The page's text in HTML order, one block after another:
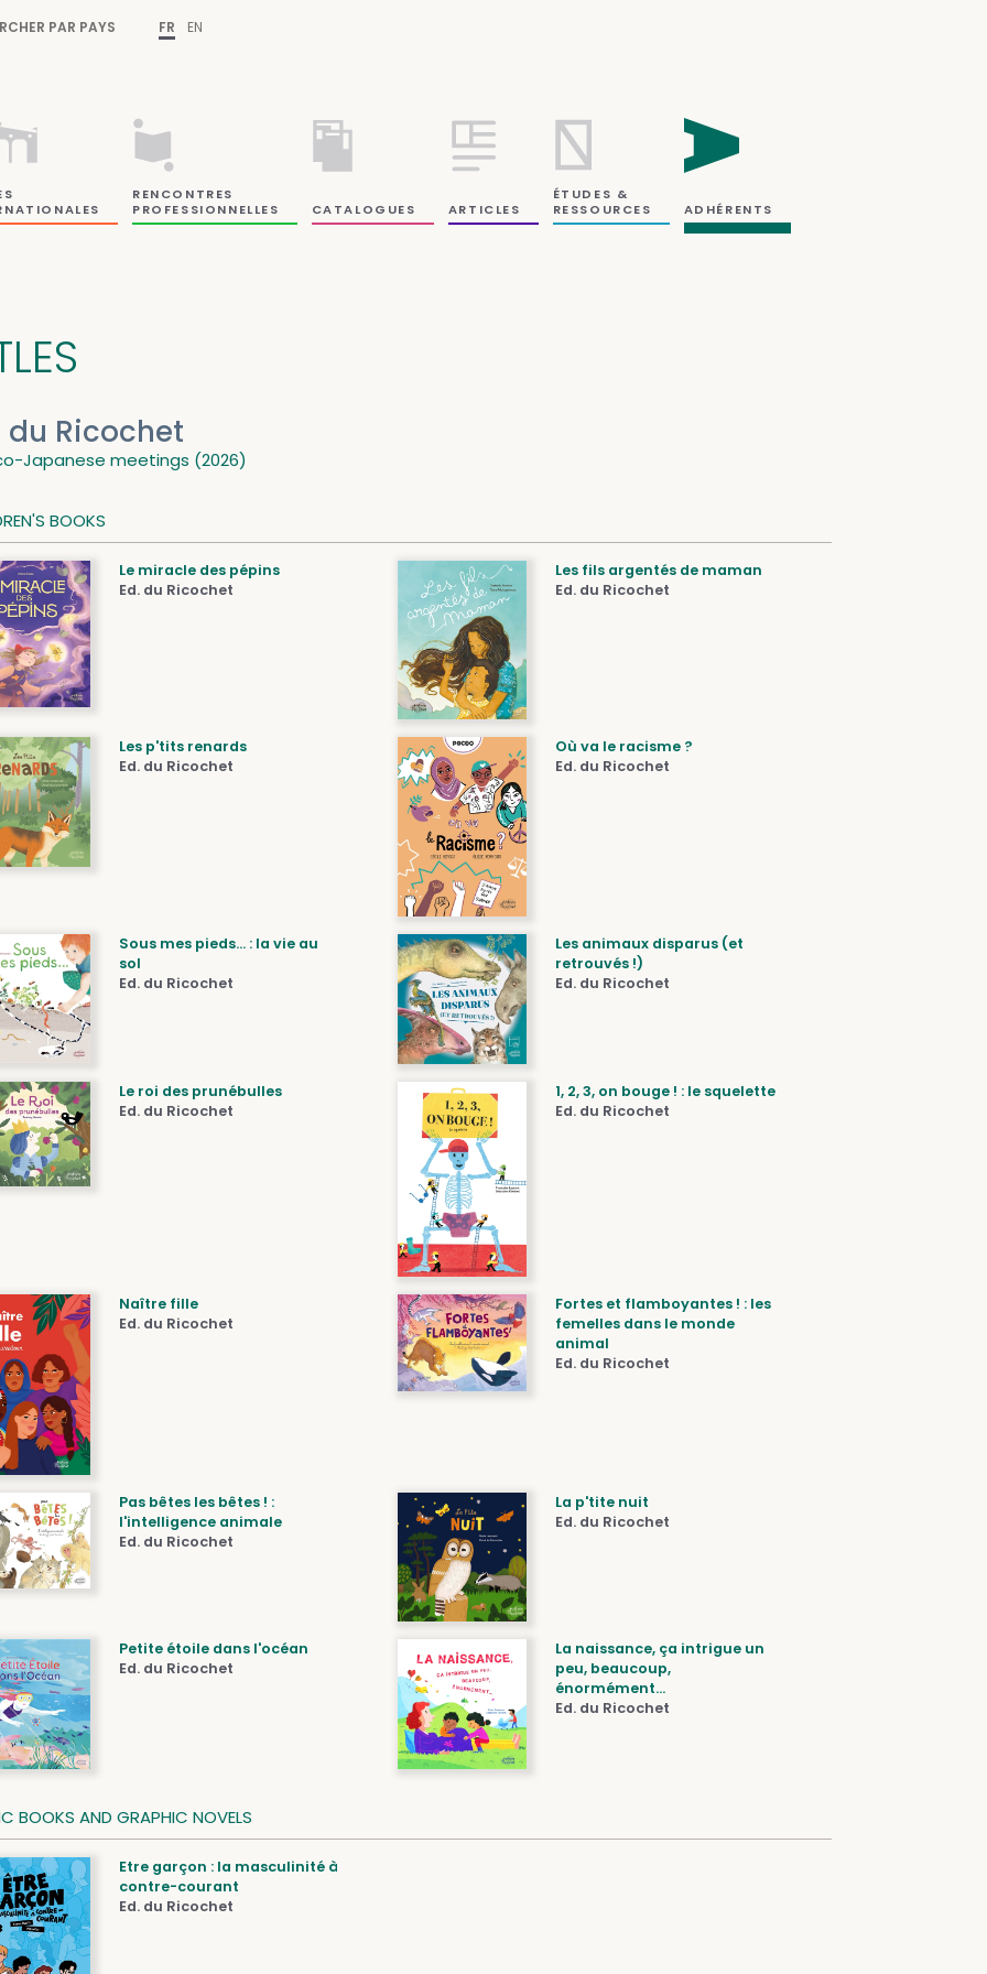
PAR PAYS FR EN
RENCONTRES
PROFESSIONNELLES
CATALOGUES ARTICLES
ÉTUDES &
RESSOURCES
ADHÉRENTS
du Ricochet
Japanese meetings (2026)
BOOKS
Le miracle des pépins
Ed. du Ricochet
Les fils argentés de maman
Ed. du Ricochet
Les p'tits renards
Ed. du Ricochet
Où va le racisme ?
Ed. du Ricochet
Sous mes pieds... : la vie au
sol
Ed. du Ricochet
Les animaux disparus (et
retrouvés !)
Ed. du Ricochet
Le roi des prunébulles
Ed. du Ricochet
1, 2, 3, on bouge ! : le squelette
Ed. du Ricochet
Naître fille
Ed. du Ricochet
Fortes et flamboyantes ! : les
femelles dans le monde
animal
Ed. du Ricochet
Pas bêtes les bêtes ! :
l'intelligence animale
Ed. du Ricochet
La p'tite nuit
Ed. du Ricochet
Petite étoile dans l'océan
Ed. du Ricochet
La naissance, ça intrigue un
peu, beaucoup,
énormément...
Ed. du Ricochet
BOOKS AND GRAPHIC NOVELS
Etre garçon : la masculinité à
contre-courant
Ed. du Ricochet